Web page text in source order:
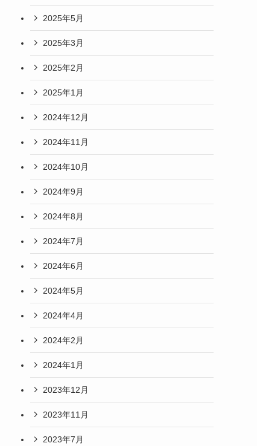
2025年5月
2025年3月
2025年2月
2025年1月
2024年12月
2024年11月
2024年10月
2024年9月
2024年8月
2024年7月
2024年6月
2024年5月
2024年4月
2024年2月
2024年1月
2023年12月
2023年11月
2023年7月